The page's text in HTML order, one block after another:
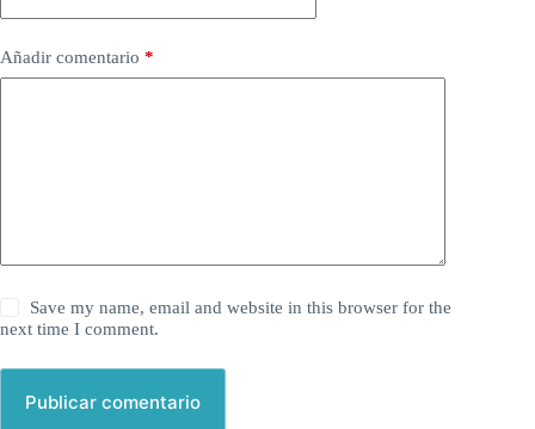
Añadir comentario *
Save my name, email and website in this browser for the
next time I comment.
Publicar comentario